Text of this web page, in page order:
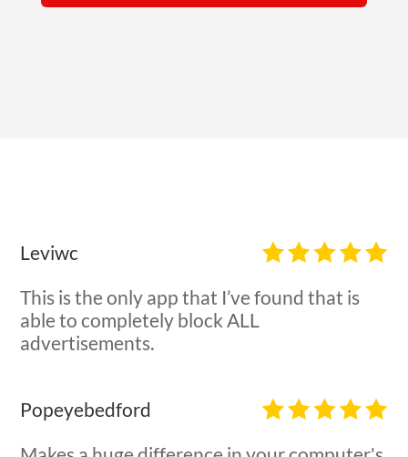
Leviwc
This is the only app that I’ve found that is
able to completely block ALL
advertisements.
Popeyebedford